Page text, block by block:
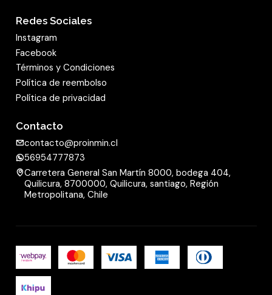
Redes Sociales
Instagram
Facebook
Términos y Condiciones
Política de reembolso
Política de privacidad
Contacto
contacto@proinmin.cl
56954777873
Carretera General San Martín 8000, bodega 404,
Quilicura, 8700000, Quilicura, santiago, Región
Metropolitana, Chile